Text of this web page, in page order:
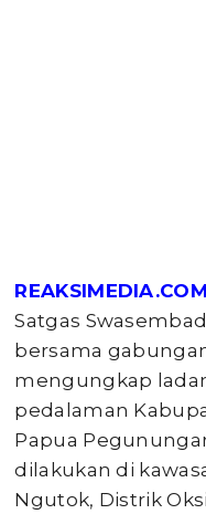
REAKSIMEDIA.COM
Satgas
bersama
mengungkap
pedalaman
Papua
dilakukan di
Ngutok, Distrik